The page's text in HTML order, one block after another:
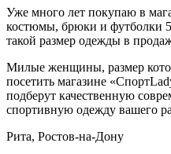
Уже много лет покупаю в
костюмы, брюки и футболки
такой размер одежды в
Милые женщины, размер
посетить магазине
подберут качественную
спортивную одежду вашего
Рита, Ростов-на-Дону